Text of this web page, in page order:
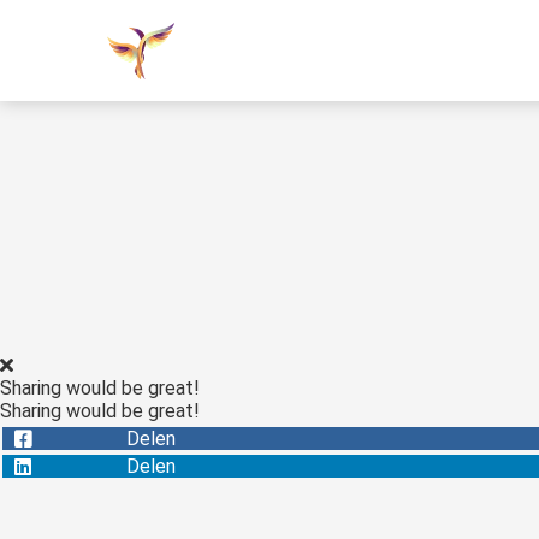
Sharing would be great!
Sharing would be great!
Delen
Delen